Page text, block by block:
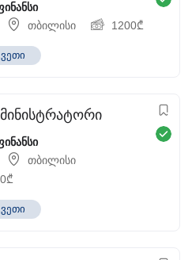
თბილისი 1200₾
თბილისი
₾